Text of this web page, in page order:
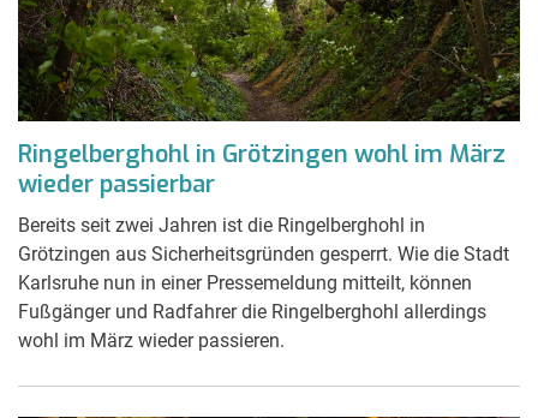
Ringelberghohl in Grötzingen wohl im März
wieder passierbar
Bereits seit zwei Jahren ist die Ringelberghohl in
Grötzingen aus Sicherheitsgründen gesperrt. Wie die Stadt
Karlsruhe nun in einer Pressemeldung mitteilt, können
Fußgänger und Radfahrer die Ringelberghohl allerdings
wohl im März wieder passieren.